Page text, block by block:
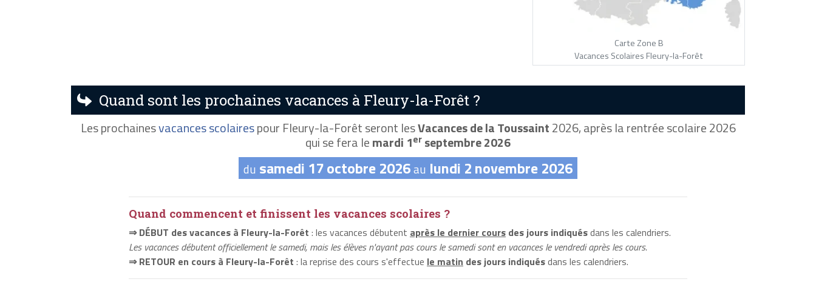
Carte Zone B
Vacances Scolaires Fleury-la-Forêt
Quand sont les prochaines vacances à Fleury-la-Forêt ?
Les prochainesvacances scolairespour Fleury-la-Forêt seront lesVacances de la Toussaint2026, après la rentrée scolaire 2026
qui se fera lemardi 1er septembre 2026
du samedi 17 octobre 2026au lundi 2 novembre 2026
Quand commencent et finissent les vacances scolaires ?
⇒ DÉBUT des vacances à Fleury-la-Forêt : les vacances débutent après le dernier cours des jours indiquésdans les calendriers.
Les vacances débutent officiellement le samedi, mais les élèves n'ayant pas cours le samedi sont en vacances le vendredi après les cours.
⇒ RETOUR en cours à Fleury-la-Forêt : la reprise des cours s'effectue le matin des jours indiquésdans les calendriers.